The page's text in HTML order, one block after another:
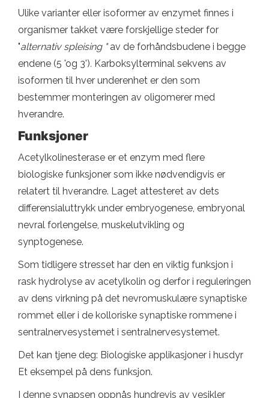
Ulike varianter eller isoformer av enzymet finnes i
organismer takket være forskjellige steder for
"alternativ spleising "av de forhåndsbudene i begge
endene (5 'og 3'). Karboksylterminal sekvens av
isoformen til hver underenhet er den som
bestemmer monteringen av oligomerer med
hverandre.
Funksjoner
Acetylkolinesterase er et enzym med flere
biologiske funksjoner som ikke nødvendigvis er
relatert til hverandre. Laget attesteret av dets
differensialuttrykk under embryogenese, embryonal
nevral forlengelse, muskelutvikling og
synptogenese.
Som tidligere stresset har den en viktig funksjon i
rask hydrolyse av acetylkolin og derfor i reguleringen
av dens virkning på det nevromuskulære synaptiske
rommet eller i de kolloriske synaptiske rommene i
sentralnervesystemet i sentralnervesystemet.
Det kan tjene deg: Biologiske applikasjoner i husdyr
Et eksempel på dens funksjon.
I denne synapsen oppnås hundrevis av vesikler